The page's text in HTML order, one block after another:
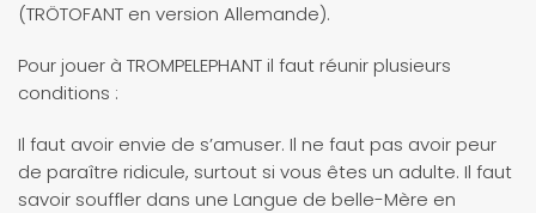
(TRÖTOFANT en version Allemande).
Pour jouer à TROMPELEPHANT il faut réunir plusieurs
conditions :
Il faut avoir envie de s’amuser. Il ne faut pas avoir peur
de paraître ridicule, surtout si vous êtes un adulte. Il faut
savoir souffler dans une Langue de belle-Mère en